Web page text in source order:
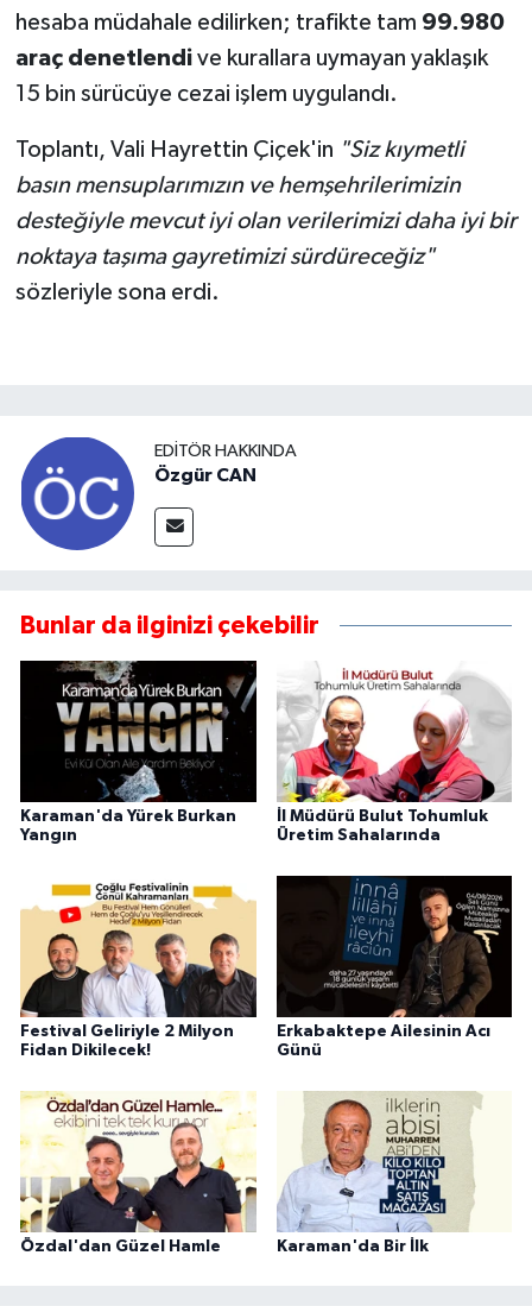
hesaba müdahale edilirken; trafikte tam 99.980
araç denetlendive kurallara uymayan yaklaşık
15 bin sürücüye cezai işlem uygulandı.
Toplantı, Vali Hayrettin Çiçek'in "Siz kıymetli
basın mensuplarımızın ve hemşehrilerimizin
desteğiyle mevcut iyi olan verilerimizi daha iyi bir
noktaya taşıma gayretimizi sürdüreceğiz"
sözleriyle sona erdi.
EDITÖR HAKKINDA
Özgür CAN
Bunlar da ilginizi çekebilir
Karaman'da Yürek Burkan
Yangın
İl Müdürü Bulut Tohumluk
Üretim Sahalarında
Festival Geliriyle 2 Milyon
Fidan Dikilecek!
Erkabaktepe Ailesinin Acı
Günü
Özdal'dan Güzel Hamle Karaman'da Bir İlk